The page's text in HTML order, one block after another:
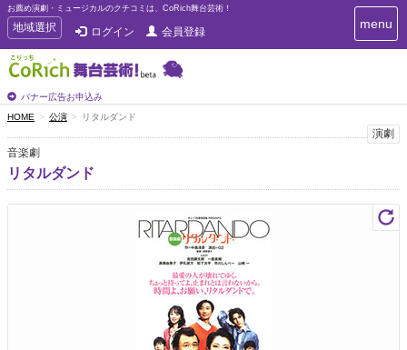
お薦め演劇・ミュージカルのクチコミは、CoRich舞台芸術！
T
o
g
g
e
n
a
v
i
g
地域選択 ログイン 会員登録
バナー広告お申込み
T
o
i
g
menu
HOME 公演 リタルダンド
演劇
音楽劇
リタルダンド